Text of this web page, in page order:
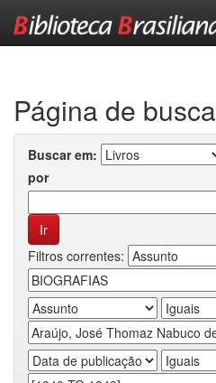
Página de busca
Buscar em:
por
Filtros correntes: